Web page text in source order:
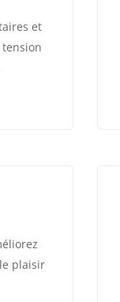
et
plaisir